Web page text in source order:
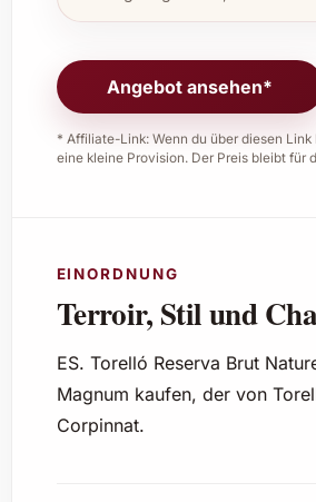
Angebot ansehen*
* Affiliate-Link: Wenn du über diesen
eine kleine Provision. Der Preis bleibt für
EINORDNUNG
Terroir, Stil und
ES. Torelló Reserva Brut
Magnum kaufen, der von
Corpinnat.